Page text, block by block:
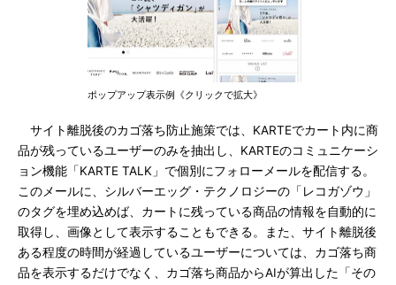
ポップアップ表示例《クリックで拡大》
サイト離脱後のカゴ落ち防止施策では、KARTEでカート内に商
品が残っているユーザーのみを抽出し、KARTEのコミュニケーシ
ョン機能「KARTE TALK」で個別にフォローメールを配信する。
このメールに、シルバーエッグ・テクノロジーの「レコガゾウ」
のタグを埋め込めば、カートに残っている商品の情報を自動的に
取得し、画像として表示することもできる。また、サイト離脱後
ある程度の時間が経過しているユーザーについては、カゴ落ち商
品を表示するだけでなく、カゴ落ち商品からAIが算出した「その